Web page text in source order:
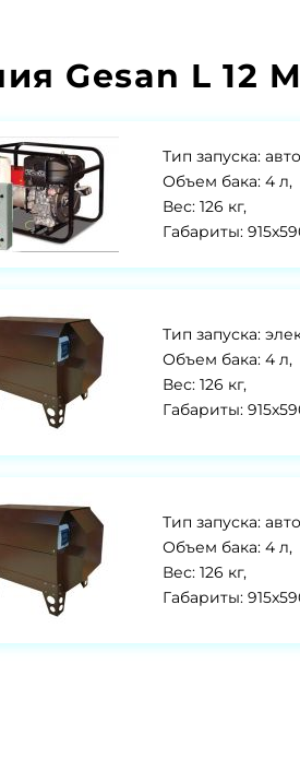
Gesan L 12
Тип запуска:
Объем бака: 4 л,
Вес: 126 кг,
Габариты:
Тип запуска:
Объем бака: 4 л,
Вес: 126 кг,
Габариты:
Тип запуска:
Объем бака: 4 л,
Вес: 126 кг,
Габариты: